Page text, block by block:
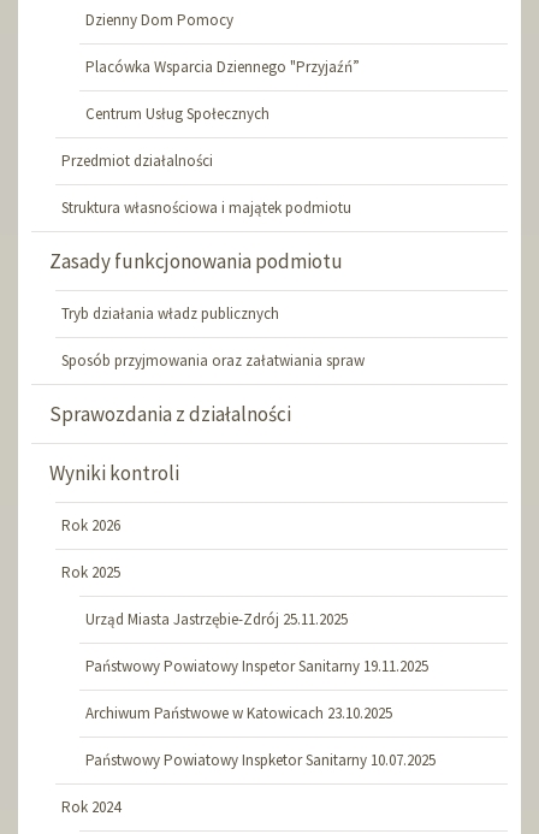
Dzienny Dom Pomocy
Placówka Wsparcia Dziennego "Przyjaźń”
Centrum Usług Społecznych
Przedmiot działalności
Struktura własnościowa i majątek podmiotu
Zasady funkcjonowania podmiotu
Tryb działania władz publicznych
Sposób przyjmowania oraz załatwiania spraw
Sprawozdania z działalności
Wyniki kontroli
Rok 2026
Rok 2025
Urząd Miasta Jastrzębie-Zdrój 25.11.2025
Państwowy Powiatowy Inspetor Sanitarny 19.11.2025
Archiwum Państwowe w Katowicach 23.10.2025
Państwowy Powiatowy Inspketor Sanitarny 10.07.2025
Rok 2024